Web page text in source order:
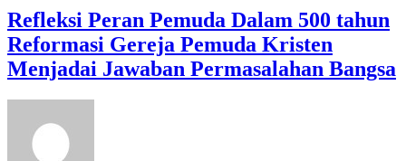
Refleksi Peran Pemuda Dalam 500 tahun
Reformasi Gereja Pemuda Kristen
Menjadai Jawaban Permasalahan Bangsa